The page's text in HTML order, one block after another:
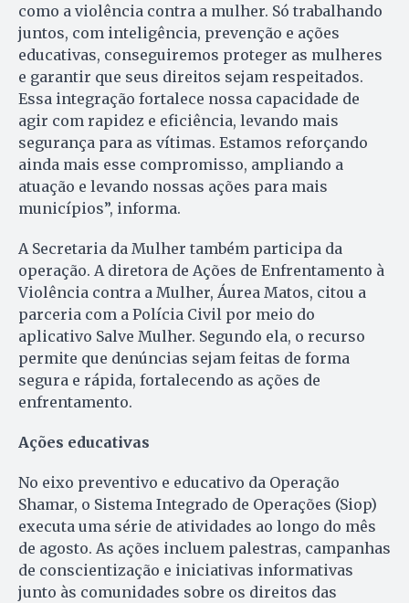
como a violência contra a mulher. Só trabalhando
juntos, com inteligência, prevenção e ações
educativas, conseguiremos proteger as mulheres
e garantir que seus direitos sejam respeitados.
Essa integração fortalece nossa capacidade de
agir com rapidez e eficiência, levando mais
segurança para as vítimas. Estamos reforçando
ainda mais esse compromisso, ampliando a
atuação e levando nossas ações para mais
municípios”, informa.
A Secretaria da Mulher também participa da
operação. A diretora de Ações de Enfrentamento à
Violência contra a Mulher, Áurea Matos, citou a
parceria com a Polícia Civil por meio do
aplicativo Salve Mulher. Segundo ela, o recurso
permite que denúncias sejam feitas de forma
segura e rápida, fortalecendo as ações de
enfrentamento.
Ações educativas
No eixo preventivo e educativo da Operação
Shamar, o Sistema Integrado de Operações (Siop)
executa uma série de atividades ao longo do mês
de agosto. As ações incluem palestras, campanhas
de conscientização e iniciativas informativas
junto às comunidades sobre os direitos das